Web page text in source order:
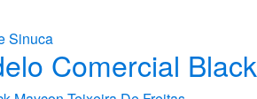
Sinuca
Comercial